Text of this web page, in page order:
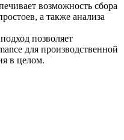
возможность сбора
а также анализа
позволяет
для производственной
в целом.